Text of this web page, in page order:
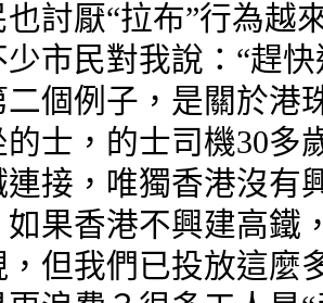
討厭“拉布”行為越
市民對我說：“趕
個例子，是關於港
的士，的士司機30多
接，唯獨香港沒有
果香港不興建高鐵
但我們已投放這麼